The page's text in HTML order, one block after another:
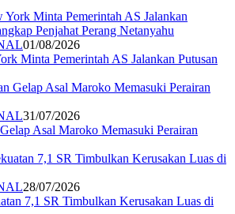
01/08/2026
Minta Pemerintah AS Jalankan Putusan
31/07/2026
Asal Maroko Memasuki Perairan
28/07/2026
7,1 SR Timbulkan Kerusakan Luas di